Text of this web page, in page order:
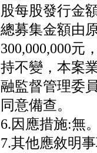
股每股發行金
總募集金額由
300,000,000元
持不變，本案
融監督管理委
同意備查。
6.因應措施:無
7.其他應敘明